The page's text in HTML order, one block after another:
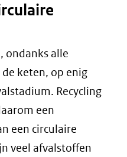
ondanks alle
keten, op enig
Recycling
een
een circulaire
veel afvalstoffen